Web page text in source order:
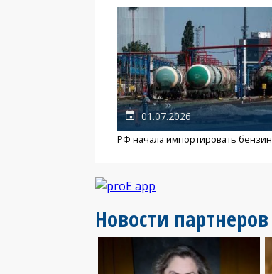
01.07.2026
РФ начала импортировать бензин
Новости партнеров